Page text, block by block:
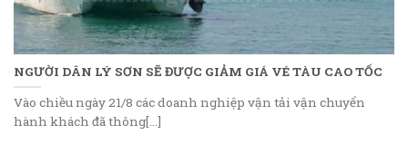
NGƯỜI DÂN LÝ SƠN SẼ ĐƯỢC GIẢM GIÁ VÉ TÀU CAO TỐC
Vào chiều ngày 21/8 các doanh nghiệp vận tải vận chuyển
hành khách đã thông[...]